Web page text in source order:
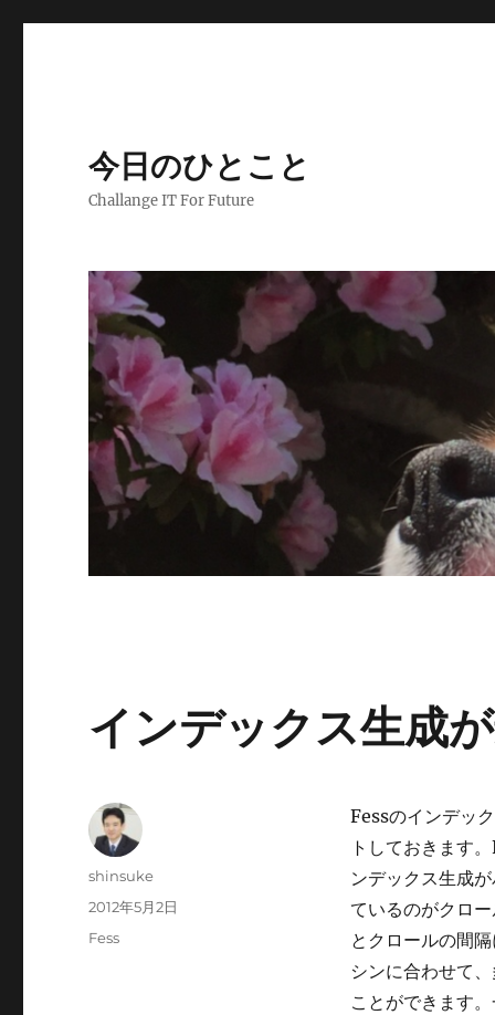
今日のひとこと
Challange IT For Future
インデックス生成
Fessのインデッ
トしておきます
ンデックス生成
ているのがクロ
とクロールの間
シンに合わせて
ことができます
投
shinsuke
投
2012年5月2日
カ
Fess